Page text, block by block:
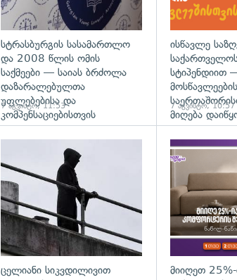
სტრასბურგის სასამართლო
და 2008 წლის ომის
საქმეები — საიას ბრძოლა
დაზარალებულთა
უფლებებისა და
კომპენსაციებისთვის
7 აგვისტო, 11:53
ისწავლე
საქართველოს
სტიპენდიით
მიღება
7 აგვისტო, 10:57
გადახედვა
ცელიანი სიკვდილივით
მიიღეთ 25%-